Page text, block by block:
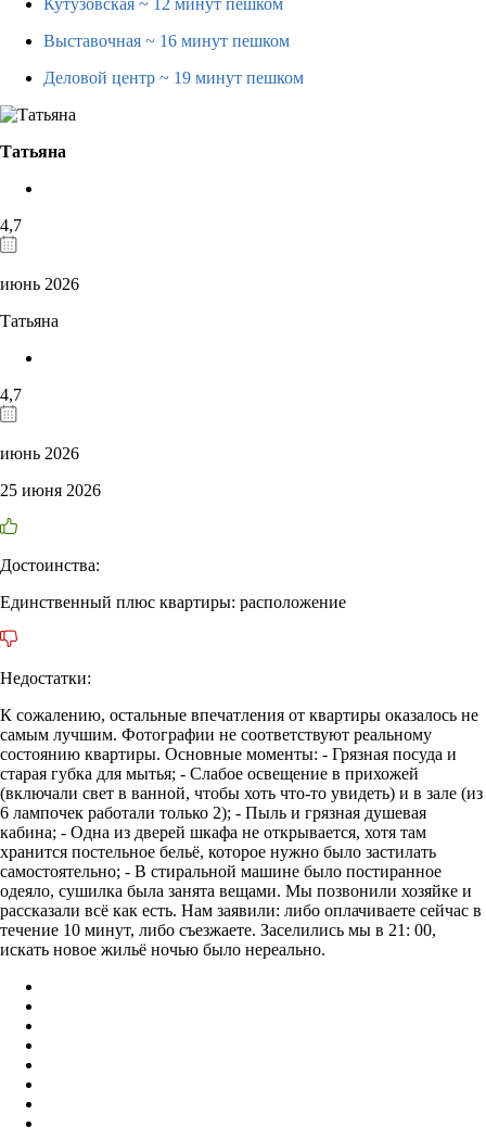
Выставочная ~ 16 минут пешком
Деловой центр ~ 19 минут пешком
Татьяна
4,7
июнь 2026
Татьяна
4,7
июнь 2026
25 июня 2026
Достоинства:
Единственный плюс квартиры: расположение
Недостатки:
К сожалению, остальные впечатления от квартиры оказалось не
самым лучшим. Фотографии не соответствуют реальному
состоянию квартиры. Основные моменты: - Грязная посуда и
старая губка для мытья; - Слабое освещение в прихожей
(включали свет в ванной, чтобы хоть что-то увидеть) и в зале (из
6 лампочек работали только 2); - Пыль и грязная душевая
кабина; - Одна из дверей шкафа не открывается, хотя там
хранится постельное бельё, которое нужно было застилать
самостоятельно; - В стиральной машине было постиранное
одеяло, сушилка была занята вещами. Мы позвонили хозяйке и
рассказали всё как есть. Нам заявили: либо оплачиваете сейчас в
течение 10 минут, либо съезжаете. Заселились мы в 21: 00,
искать новое жильё ночью было нереально.